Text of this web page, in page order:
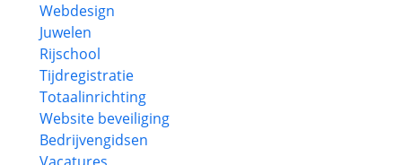
Webdesign
Juwelen
Rijschool
Tijdregistratie
Totaalinrichting
Website beveiliging
Bedrijvengidsen